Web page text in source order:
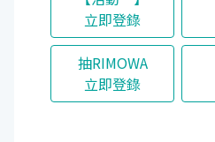
立即登錄
抽RIMOWA
立即登錄